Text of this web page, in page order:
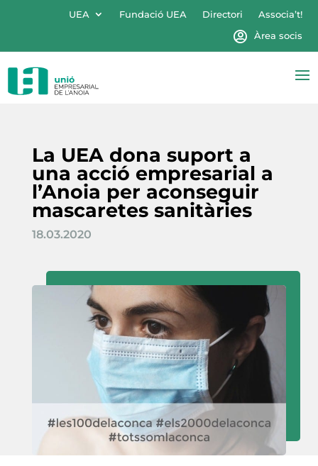
UEA Fundació UEA Directori
Associa’t!
Àrea socis
La UEA dona suport a
una acció empresarial a
l’Anoia per aconseguir
mascaretes sanitàries
18.03.2020